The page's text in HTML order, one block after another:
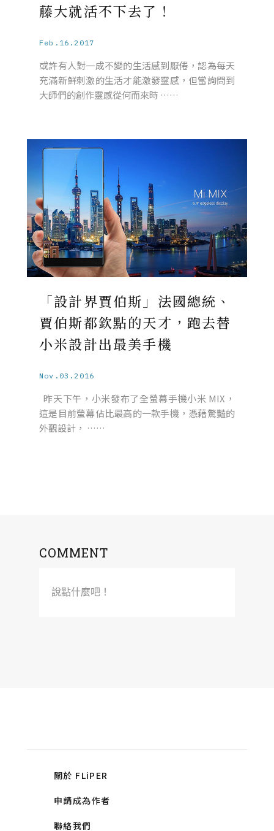
藤大就活不下去了！
Feb.16.2017
或許有人對一成不變的生活感到厭倦，認為每天
充滿新鮮刺激的生活才能激發靈感，但當詢問到
大師們的創作靈感從何而來時 ……
「設計界賈伯斯」法國總統、
賈伯斯都欽點的天才，跑去替
小米設計出最美手機
Nov.03.2016
昨天下午，小米發布了全螢幕手機小米 MIX，
這是目前螢幕佔比最高的一款手機，憑藉驚豔的
外觀設計， ……
COMMENT
說點什麼吧！
關於 FLiPER
申請成為作者
聯絡我們